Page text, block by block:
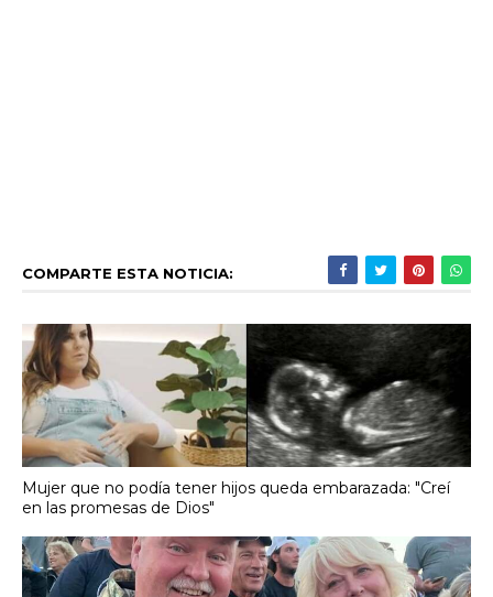
COMPARTE ESTA NOTICIA:
Mujer que no podía tener hijos queda embarazada: "Creí
en las promesas de Dios"